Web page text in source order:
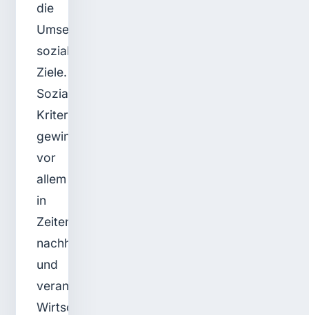
die
Umsetzung
sozialer
Ziele.
Soziale
Kriterien
gewinnen
vor
allem
in
Zeiten
nachhaltiger
und
verantwortungsvoller
Wirtschaftspolitik